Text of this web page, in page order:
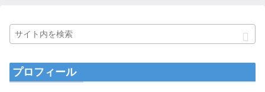
プロフィール